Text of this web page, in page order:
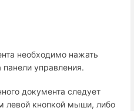
необходимо нажать
управления.
документа следует
левой кнопкой мыши, либо